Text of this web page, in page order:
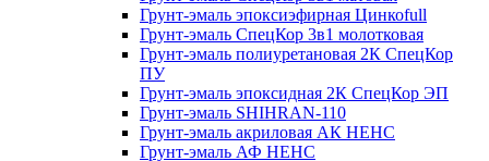
Грунт-эмаль эпоксиэфирная Цинкоfull
Грунт-эмаль СпецКор 3в1 молотковая
Грунт-эмаль полиуретановая 2К СпецКор
ПУ
Грунт-эмаль эпоксидная 2К СпецКор ЭП
Грунт-эмаль SHIHRAN-110
Грунт-эмаль акриловая АК НЕНС
Грунт-эмаль АФ НЕНС